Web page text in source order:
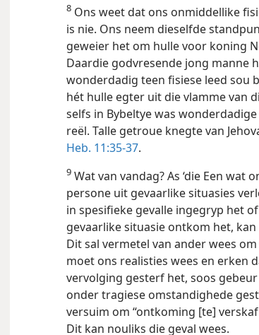
8 Ons weet dat ons onmiddellike
is nie. Ons neem dieselfde
geweier het om hulle voor koning
Daardie godvresende jong manne
wonderdadig teen fisiese leed sou
hét hulle egter uit die vlamme van
selfs in Bybeltye was
reël. Talle getroue knegte van
Heb. 11:35-37.
9 Wat van vandag? As ‘die Een wat
persone uit gevaarlike situasies
in spesifieke gevalle ingegryp het
gevaarlike situasie ontkom het,
Dit sal vermetel van ander wees
moet ons realisties wees en erken
vervolging gesterf het, soos
onder tragiese omstandighede
versuim om “ontkoming [te]
Dit kan nouliks die geval wees.